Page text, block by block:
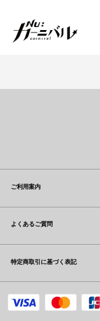
ご利用案内
よくあるご質問
特定商取引に基づく表記